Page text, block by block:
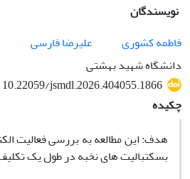
نویسندگان
فاطمه کشوری
علیرضا فارسی
دانشگاه شهید بهشتی
10.22059/jsmdl.2026.404055.1866
چکیده
هدف: این مطالعه به بررسی فعالیت
بسکتبالیت های نخبه در طول یک